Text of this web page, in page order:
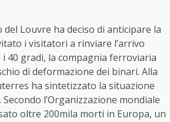
Louvre ha deciso di anticipare la
i visitatori a rinviare l’arrivo
40 gradi, la compagnia ferroviaria
di deformazione dei binari. Alla
ha sintetizzato la situazione
l’Organizzazione mondiale
oltre 200mila morti in Europa, un